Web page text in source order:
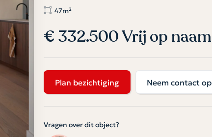
47m²
€ 332.500 Vrij op naam
Plan bezichtiging Neem contact op
Vragen over dit object?